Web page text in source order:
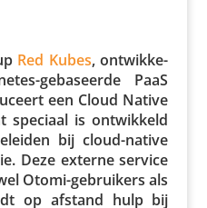
Red Kubes, ontwik­ke­
geba­seerde PaaS
een Cloud Native
speciaal is ontwik­keld
bij cloud-native
Deze externe service
Otomi-gebrui­kers als
op afstand hulp bij